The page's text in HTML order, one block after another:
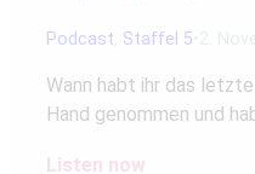
Podcast Staffel 5
Wann habt ihr das
Hand genommen und
Listen now